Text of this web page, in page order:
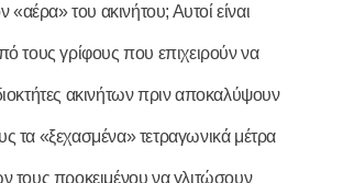
«αέρα» του ακινήτου; Αυτοί είναι
τους γρίφους που επιχειρούν να
ακινήτων πριν αποκαλύψουν
τα «ξεχασμένα» τετραγωνικά μέτρα
τους προκειμένου να γλιτώσουν